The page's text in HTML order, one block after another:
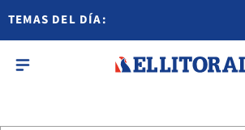
TEMAS DEL DÍA: